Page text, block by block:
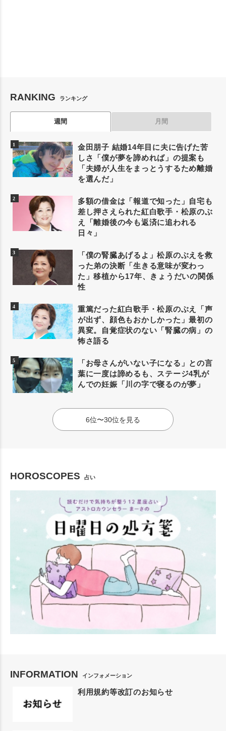
RANKING ランキング
週間 月間
金田朋子 結婚14年目に夫に告げた苦
しさ「僕が夢を諦めれば」の提案も
「夫婦が人生をまっとうするため離婚
を選んだ」
多額の借金は「報道で知った」自宅も
差し押さえられた紅白歌手・松原のぶ
え「離婚後の今も返済に追われる
日々」
「僕の腎臓あげるよ」松原のぶえを救
った弟の決断「生きる意味が変わっ
た」移植から17年、きょうだいの関係
性
重篤だった紅白歌手・松原のぶえ「声
が出ず、顔色もおかしかった」最初の
異変。自覚症状のない「腎臓の病」の
怖さ語る
「お母さんがいない子になる」との言
葉に一度は諦めるも、ステージ4乳が
んでの妊娠「川の字で寝るのが夢」
6位〜30位を見る
HOROSCOPES 占い
INFORMATION インフォメーション
利用規約等改訂のお知らせ